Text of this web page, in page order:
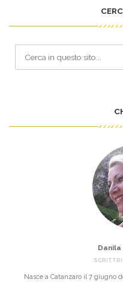
Nasce a Catanzaro il 7 giugno